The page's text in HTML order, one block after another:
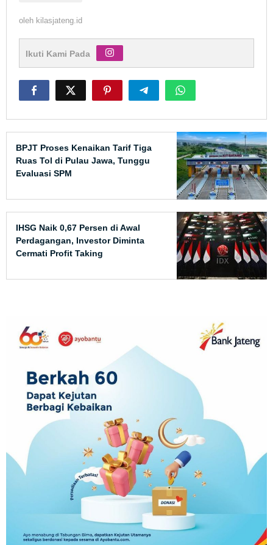
oleh kilasjateng.id
Ikuti Kami Pada
BPJT Proses Kenaikan Tarif Tiga
Ruas Tol di Pulau Jawa, Tunggu
Evaluasi SPM
IHSG Naik 0,67 Persen di Awal
Perdagangan, Investor Diminta
Cermati Profit Taking